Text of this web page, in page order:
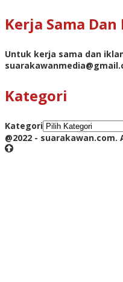
Kerja Sama
Untuk kerja sama dan
Kategori
Kategori
@2022 - suarakawan.com.